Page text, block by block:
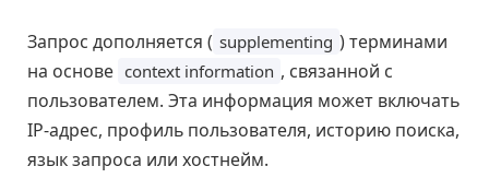
Запрос дополняется ( supplementing ) терминами
на основе context information , связанной с
пользователем. Эта информация может включать
IP-адрес, профиль пользователя, историю поиска,
язык запроса или хостнейм.